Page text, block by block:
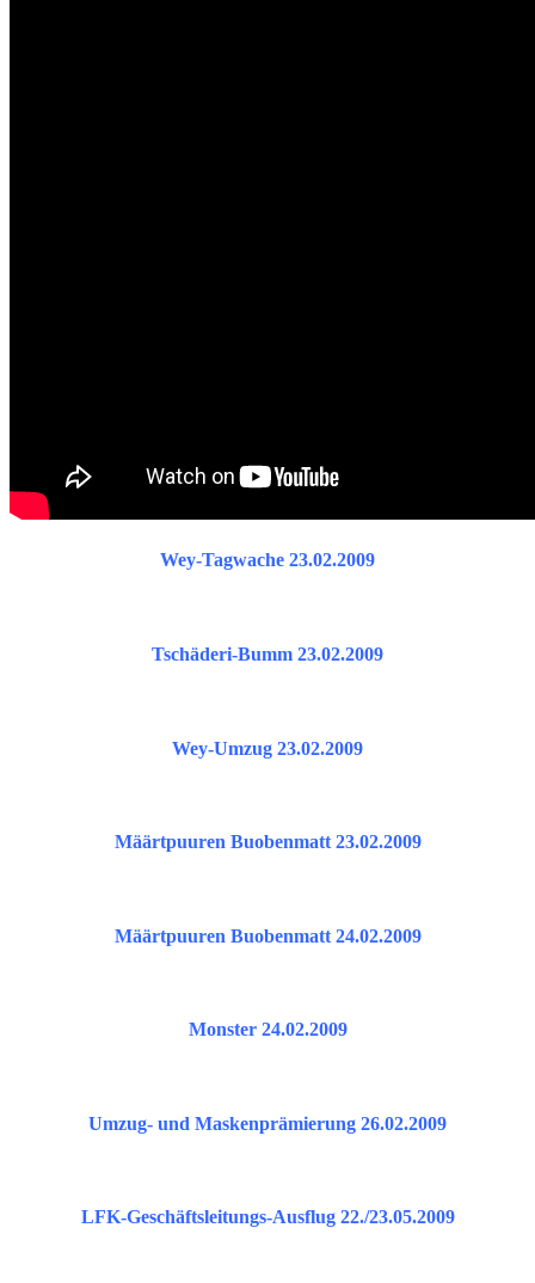
Wey-Tagwache 23.02.2009
Tschäderi-Bumm 23.02.2009
Wey-Umzug 23.02.2009
Määrtpuuren Buobenmatt 23.02.2009
Määrtpuuren Buobenmatt 24.02.2009
Monster 24.02.2009
Umzug- und Maskenprämierung 26.02.2009
LFK-Geschäftsleitungs-Ausflug 22./23.05.2009